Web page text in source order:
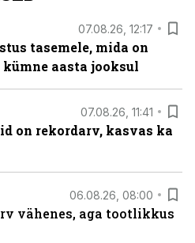
07.08.26, 12:17
tasemele, mida on
aasta jooksul
07.08.26, 11:41
on rekordarv, kasvas ka
06.08.26, 08:00
vähenes, aga tootlikkus